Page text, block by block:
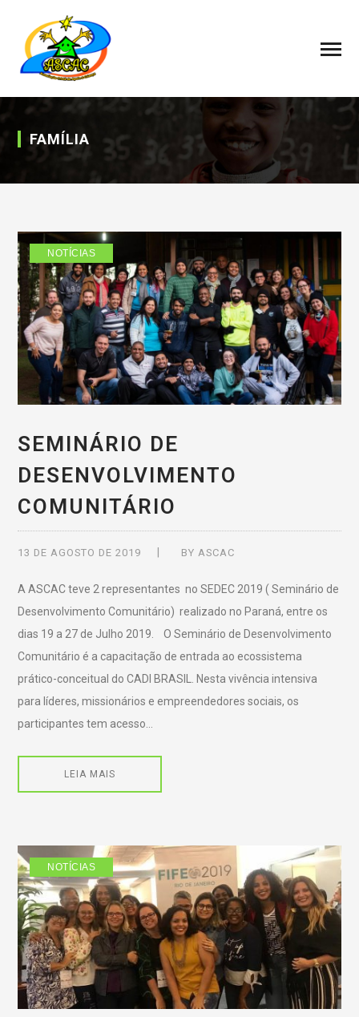
FAMÍLIA
NOTÍCIAS
SEMINÁRIO DE
DESENVOLVIMENTO
COMUNITÁRIO
13 DE AGOSTO DE 2019 BY ASCAC
A ASCAC teve 2 representantes no SEDEC 2019 ( Seminário de
Desenvolvimento Comunitário) realizado no Paraná, entre os
dias 19 a 27 de Julho 2019. O Seminário de Desenvolvimento
Comunitário é a capacitação de entrada ao ecossistema
prático-conceitual do CADI BRASIL. Nesta vivência intensiva
para líderes, missionários e empreendedores sociais, os
participantes tem acesso…
LEIA MAIS
NOTÍCIAS